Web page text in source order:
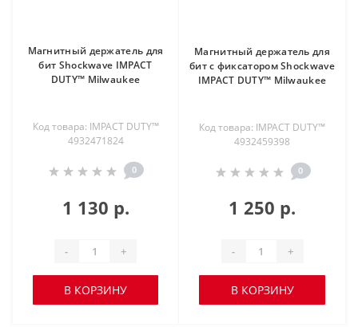
Магнитный держатель для
бит Shockwave IMPACT
DUTY™ Milwaukee
Код товара: IMPACT DUTY™
4932471824
0
1 130 р.
- +
В КОРЗИНУ
Магнитный держатель для
бит с фиксатором Shockwave
IMPACT DUTY™ Milwaukee
Код товара: IMPACT DUTY™
4932459398
0
1 250 р.
- +
В КОРЗИНУ